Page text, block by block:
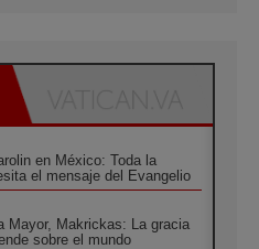
en México: Toda la
el mensaje del Evangelio
Mayor, Makrickas: La gracia
sobre el mundo